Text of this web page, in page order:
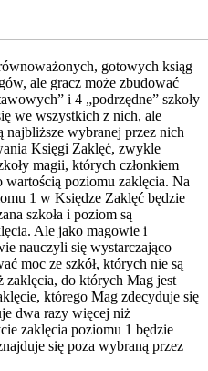
gotowych ksiąg
ale gracz może zbudować
i 4 „podrzędne” szkoły
we wszystkich z nich, ale
najbliższe wybranej przez nich
Księgi Zaklęć, zwykle
magii, których członkiem
poziomu zaklęcia. Na
1 w Księdze Zaklęć będzie
szkoła i poziom są
Ale jako magowie i
nauczyli się wystarczająco
moc ze szkół, których nie są
zaklęcia, do których Mag jest
którego Mag zdecyduje się
dwa razy więcej niż
zaklęcia poziomu 1 będzie
się poza wybraną przez